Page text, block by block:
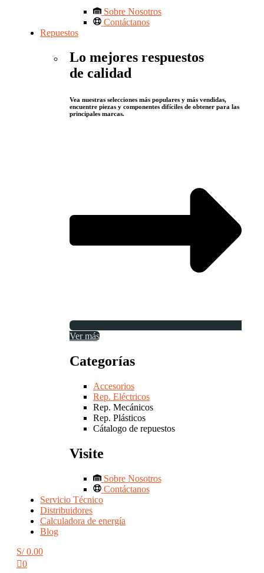
Sobre Nosotros
Contáctanos
Repuestos
Lo mejores respuestos
de calidad
Vea nuestras selecciones más populares y más vendidas,
encuentre piezas y componentes difíciles de obtener para las
principales marcas.
Ver más
Categorías
Accesorios
Rep. Eléctricos
Rep. Mecánicos
Rep. Plásticos
Cátalogo de repuestos
Visite
Sobre Nosotros
Contáctanos
Servicio Técnico
Distribuidores
Calculadora de energía
Blog
S/0.00
0